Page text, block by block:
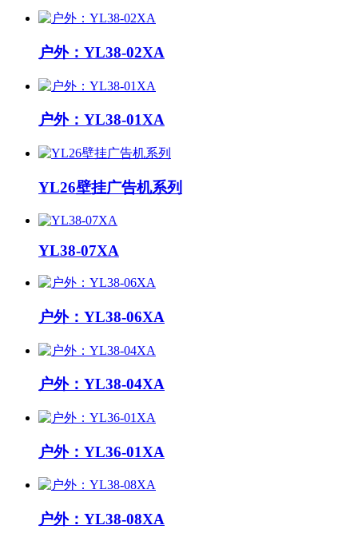
户外：YL38-02XA
户外：YL38-01XA
YL26壁挂广告机系列
YL38-07XA
户外：YL38-06XA
户外：YL38-04XA
户外：YL36-01XA
户外：YL38-08XA